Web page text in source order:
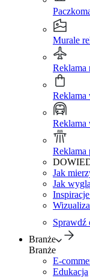
Murale
Reklama
Reklama
Reklama
Reklama
Jak
Jak
Sprawdź
Branże
Branże
E-
Edukacja